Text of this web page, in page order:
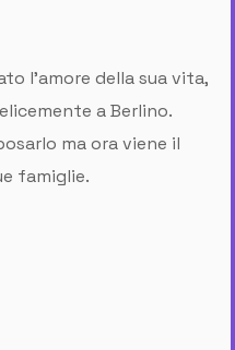
l'amore della sua vita,
a Berlino.
ma ora viene il
famiglie.